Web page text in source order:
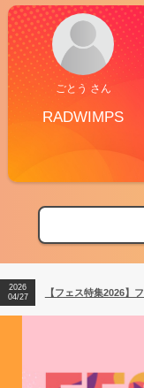
ごとう さん
RADWIMPS
【フェス特集2026】
【ライブ動員ランキ
2026
04/27
【フェス特集2026】
2026
【ライブ動員ランキ